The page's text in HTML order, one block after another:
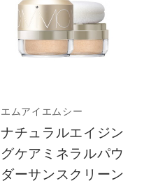
エムアイエムシー
ナチュラルエイジン
グケアミネラルパウ
ダーサンスクリーン